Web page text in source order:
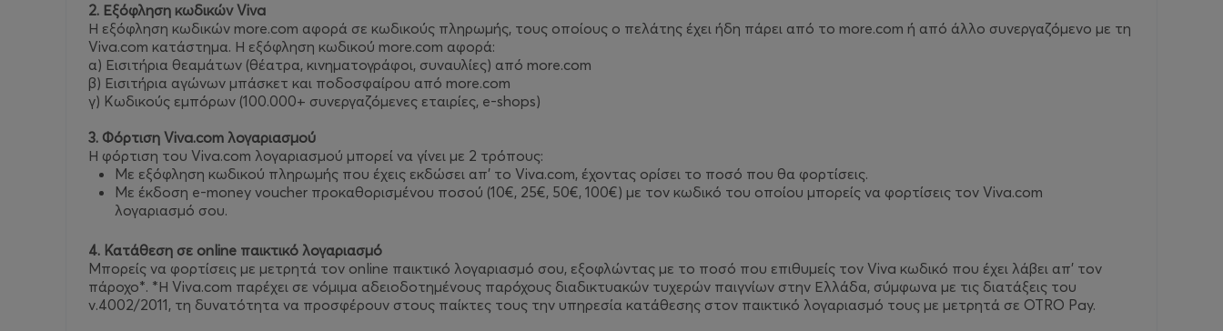
2. Εξόφληση κωδικών Viva
Η εξόφληση κωδικών more.com αφορά σε κωδικούς πληρωμής, τους οποίους ο πελάτης έχει ήδη πάρει από το more.com ή από άλλο συνεργαζόμενο με τη
Viva.com κατάστημα. Η εξόφληση κωδικού more.com αφορά:
α) Εισιτήρια θεαμάτων (θέατρα, κινηματογράφοι, συναυλίες) από more.com
β) Εισιτήρια αγώνων μπάσκετ και ποδοσφαίρου από more.com
γ) Κωδικούς εμπόρων (100.000+ συνεργαζόμενες εταιρίες, e-shops)
3. Φόρτιση Viva.com λογαριασμού
Η φόρτιση του Viva.com λογαριασμού μπορεί να γίνει με 2 τρόπους:
Mε εξόφληση κωδικού πληρωμής που έχεις εκδώσει απ’ το Viva.com, έχοντας ορίσει το ποσό που θα φορτίσεις.
Mε έκδοση e-money voucher προκαθορισμένου ποσού (10€, 25€, 50€, 100€) με τον κωδικό του οποίου μπορείς να φορτίσεις τον Viva.com
λογαριασμό σου.
4. Κατάθεση σε online παικτικό λογαριασμό
Μπορείς να φορτίσεις με μετρητά τον online παικτικό λογαριασμό σου, εξοφλώντας με το ποσό που επιθυμείς τον Viva κωδικό που έχει λάβει απ’ τον
πάροχο*. *Η Viva.com παρέχει σε νόμιμα αδειοδοτημένους παρόχους διαδικτυακών τυχερών παιγνίων στην Ελλάδα, σύμφωνα με τις διατάξεις του
ν.4002/2011, τη δυνατότητα να προσφέρουν στους παίκτες τους την υπηρεσία κατάθεσης στον παικτικό λογαριασμό τους με μετρητά σε OTRO Pay.